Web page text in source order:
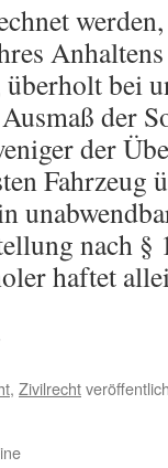
bei
der
der
Fahrzeug
nach
haftet
, Zivilrecht